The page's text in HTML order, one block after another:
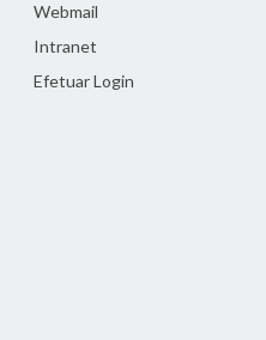
Webmail
Intranet
Efetuar Login